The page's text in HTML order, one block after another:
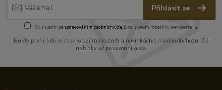
Přihlásit se
Souhlasím se zpracováním osobních údajůza účelem rozesílky newsletteru.
Buďte první, kdo se dozví o zajímavostech a novinkách z našeho obchodu. Od
nabídky až po sezónní akce.